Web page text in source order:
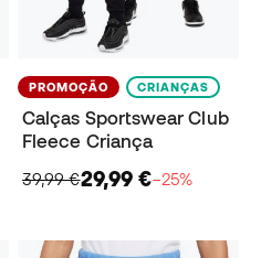
PROMOÇÃO CRIANÇAS
Calças Sportswear Club
Fleece Criança
39,99 €29,99 €−25%